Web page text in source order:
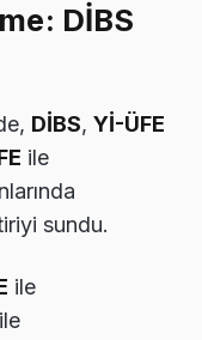
DİBS
DİBS, Yİ-ÜFE
ile
sundu.
ile
ile